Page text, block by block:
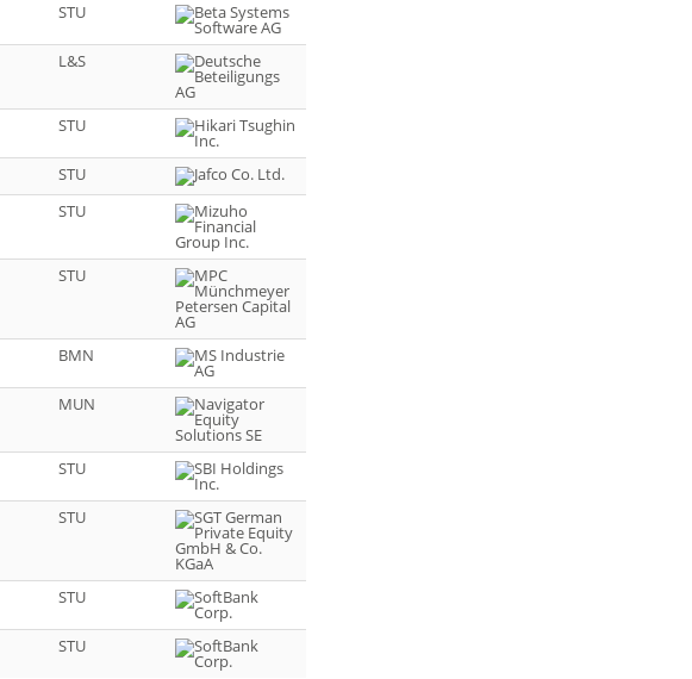
STU
L&S
STU
STU
STU
STU
BMN
MUN
STU
STU
STU
STU